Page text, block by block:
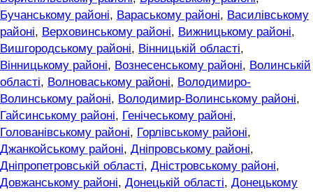
Бучанському районі, Вараському районі, Василівському
районі, Верховинському районі, Вижницькому районі,
Вишгородському районі, Вінницькій області,
Вінницькому районі, Вознесенському районі, Волинській
області, Волноваському районі, Володимиро-
Волинському районі, Володимир-Волинському районі,
Гайсинському районі, Генічеському районі,
Голованівському районі, Горлівському районі,
Джанкойському районі, Дніпровському районі,
Дніпропетровській області, Дністровському районі,
Довжанському районі, Донецькій області, Донецькому